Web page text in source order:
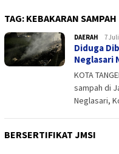
TAG: KEBAKARAN SAMPAH
DAERAH admin
7
Diduga
Neglasari
KOTA
sampah di
Neglasari,
BERSERTIFIKAT JMSI